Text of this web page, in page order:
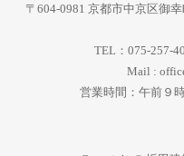
〒604-0981 京都市中京区御
TEL：075-257-
Mail :
営業時間：午前９